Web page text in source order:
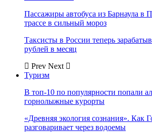
Пассажиры автобуса из Барнаула в
трассе в сильный мороз
Таксисты в России теперь
рублей в месяц
Prev Next
Туризм
В топ-10 по популярности попали
горнолыжные курорты
«Древняя экология сознания». Как
разговаривает через водоемы